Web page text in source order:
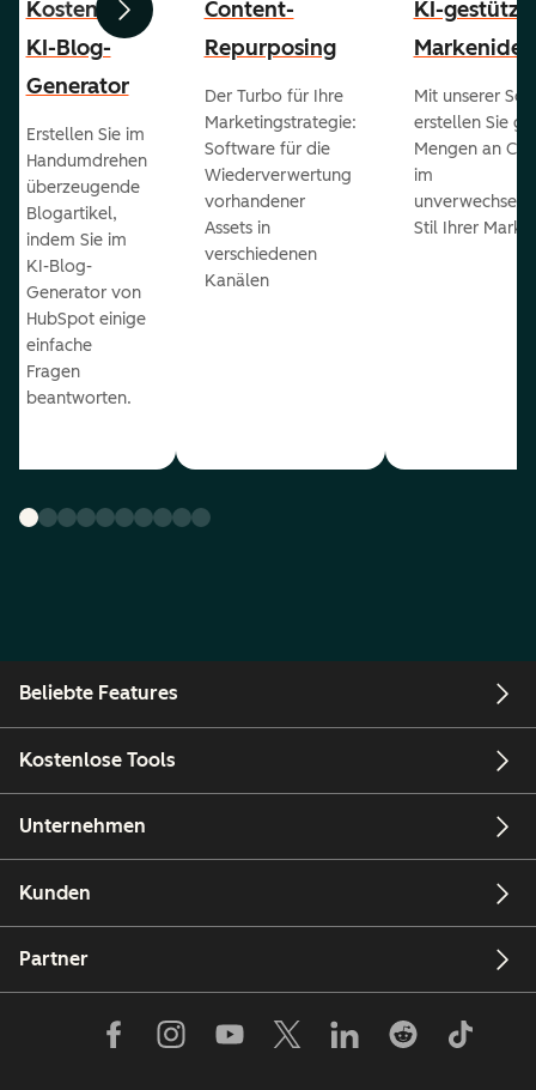
ZurückWeiter
Kostenloser
KI-Blog-
Generator
Erstellen Sie im
Handumdrehen
überzeugende
Blogartikel,
indem Sie im
KI-Blog-
Generator von
HubSpot einige
einfache
Fragen
beantworten.
Content-
Repurposing
Der Turbo für Ihre
Marketingstrategie:
Software für die
Wiederverwertung
vorhandener
Assets in
verschiedenen
Kanälen
KI-
Mit unserer
erstellen Sie
Mengen an
im
Stil Ihrer Marke.
Beliebte Features
Kostenlose Tools
Unternehmen
Kunden
Partner